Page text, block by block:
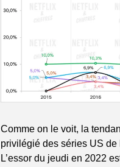
Comme on le voit, la
privilégié des séries US
L’essor du jeudi en 2022